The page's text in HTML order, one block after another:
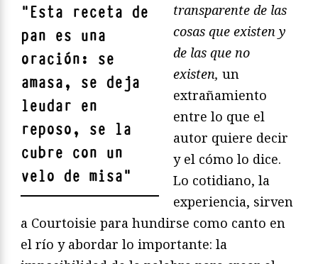
"Esta receta de
pan es una
oración: se
amasa, se deja
leudar en
reposo, se la
cubre con un
velo de misa"
transparente de las
cosas que existen y
de las que no
existen, un
extrañamiento
entre lo que el
autor quiere decir
y el cómo lo dice.
Lo cotidiano, la
experiencia, sirven
a Courtoisie para hundirse como canto en
el río y abordar lo importante: la